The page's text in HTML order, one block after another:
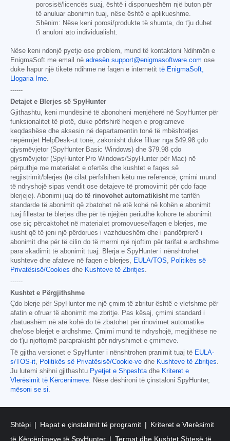
porosisë/licencës suaj, është i disponueshëm një buton për
të anuluar abonimin tuaj, nëse është e aplikueshme.
Shënim: Nëse keni porosi/produkte të shumta, do t'ju duhet
t'i anuloni ato individualisht.
Nëse keni ndonjë pyetje ose problem, mund të kontaktoni Ndihmën e
EnigmaSoft me email në adresën support@enigmasoftware.com ose
duke hapur një tiketë ndihme në faqen e internetit të EnigmaSoft,
Llogaria Ime.
------
Detajet e Blerjes së SpyHunter
Gjithashtu, keni mundësinë të abonoheni menjëherë në SpyHunter për
funksionalitet të plotë, duke përfshirë heqjen e programeve
keqdashëse dhe aksesin në departamentin tonë të mbështetjes
nëpërmjet HelpDesk-ut tonë, zakonisht duke filluar nga $49.98 çdo
gjysmëvjetor (SpyHunter Basic Windows) dhe $79.98 çdo
gjysmëvjetor (SpyHunter Pro Windows/SpyHunter për Mac) në
përputhje me materialet e ofertës dhe kushtet e faqes së
regjistrimit/blerjes (të cilat përfshihen këtu me referencë; çmimi mund
të ndryshojë sipas vendit ose detajeve të promovimit për çdo faqe
blerjeje). Abonimi juaj do të rinovohet automatikisht me tarifën
standarde të abonimit që zbatohet në atë kohë në kohën e abonimit
tuaj fillestar të blerjes dhe për të njëjtën periudhë kohore të abonimit
ose siç përcaktohet në materialet promovuese/faqen e blerjes, me
kusht që të jeni një përdorues i vazhdueshëm dhe i pandërprerë i
abonimit dhe për të cilin do të merrni një njoftim për tarifat e ardhshme
para skadimit të abonimit tuaj. Blerja e SpyHunter i nënshtrohet
kushteve dhe afateve në faqen e blerjes, EULA/TOS, Politikës së
Privatësisë/Cookies dhe Kushteve të Zbritjes.
------
Kushtet e Përgjithshme
Çdo blerje për SpyHunter me një çmim të zbritur është e vlefshme për
afatin e ofruar të abonimit me zbritje. Pas kësaj, çmimi standard i
zbatueshëm në atë kohë do të zbatohet për rinovimet automatike
dhe/ose blerjet e ardhshme. Çmimi mund të ndryshojë, megjithëse ne
do t'ju njoftojmë paraprakisht për ndryshimet e çmimeve.
Të gjitha versionet e SpyHunter i nënshtrohen pranimit tuaj të EULA-
s/TOS-it, Politikës së Privatësisë/Cookie-ve dhe Kushteve të Zbritjes.
Ju lutemi shihni gjithashtu Pyetjet e Shpeshtadhe Kriteret e
Vlerësimit të Kërcënimeve. Nëse dëshironi të çinstaloni SpyHunter,
mësoni se si.
Shtëpi Hapat e çinstalimit të programit
Kriteret e Vlerësimit
të Kërcënimeve të SpyHunter
Termat dhe Kushtet Shtesë të